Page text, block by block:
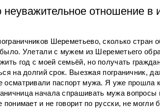
неуважительное отношение в
Шереметьево, сколько стран
было. Улетали с мужем из Шереметьего
год с моей семьёй, но получать
на долгий срок. Выезжая пограничник,
осматривали паспорт мужа. Я уже прошла
начала спрашивать мужа вопросы
понимает и не говорит по русски, не могли